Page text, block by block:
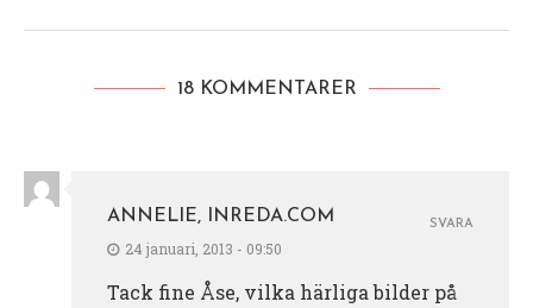
18 KOMMENTARER
ANNELIE, INREDA.COM
24 januari, 2013 - 09:50
Tack fine Åse, vilka härliga bilder på
SVARA